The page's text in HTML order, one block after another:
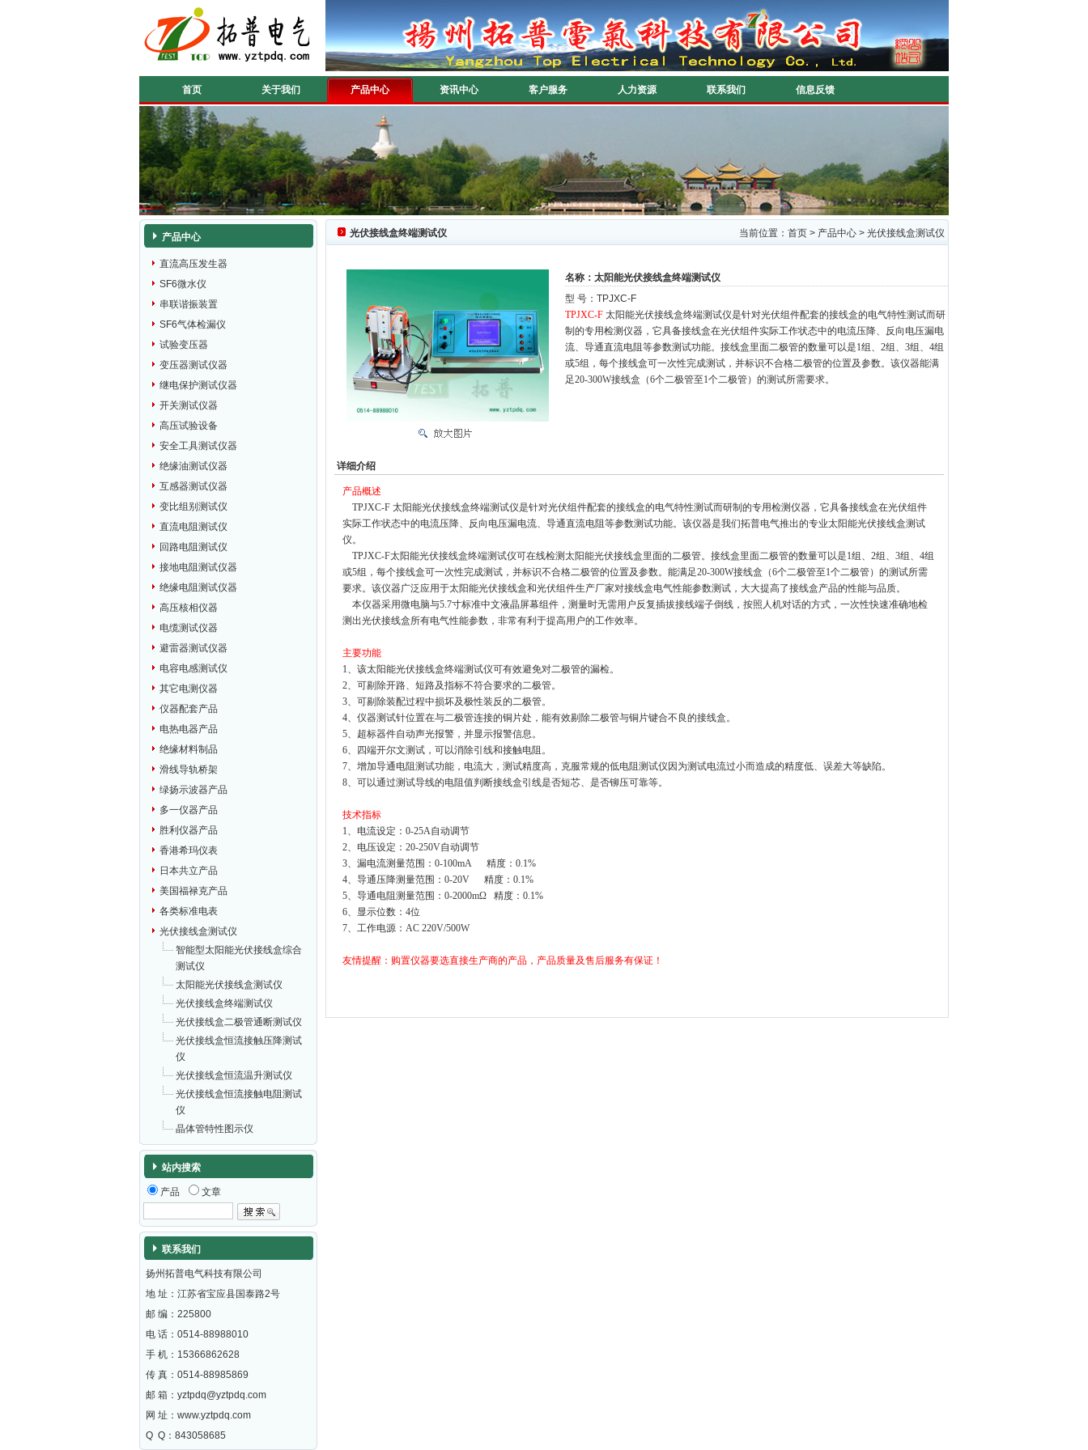
首页 关于我们 产品中心 资讯中心 客户服务 人力资源 联系我们 信息反馈
产品中心
直流高压发生器
SF6微水仪
串联谐振装置
SF6气体检漏仪
试验变压器
变压器测试仪器
继电保护测试仪器
开关测试仪器
高压试验设备
安全工具测试仪器
绝缘油测试仪器
互感器测试仪器
变比组别测试仪
直流电阻测试仪
回路电阻测试仪
接地电阻测试仪器
绝缘电阻测试仪器
高压核相仪器
电缆测试仪器
避雷器测试仪器
电容电感测试仪
其它电测仪器
仪器配套产品
电热电器产品
绝缘材料制品
滑线导轨桥架
绿扬示波器产品
多一仪器产品
胜利仪器产品
香港希玛仪表
日本共立产品
美国福禄克产品
各类标准电表
光伏接线盒测试仪
智能型太阳能光伏接线盒综合
测试仪
太阳能光伏接线盒测试仪
光伏接线盒终端测试仪
光伏接线盒二极管通断测试仪
光伏接线盒恒流接触压降测试
仪
光伏接线盒恒流温升测试仪
光伏接线盒恒流接触电阻测试
仪
晶体管特性图示仪
站内搜索
产品 文章
联系我们
扬州拓普电气科技有限公司
地 址：江苏省宝应县国泰路2号
邮 编： 225800
电 话：0514-88988010
手 机：15366862628
传 真：0514-88985869
邮 箱： yztpdq@yztpdq.com
网 址： www.yztpdq.com
Q Q：843058685
当前位置： 首页 > 产品中心 > 光伏接线盒测试仪
光伏接线盒终端测试仪
名称：太阳能光伏接线盒终端测试仪
型 号：TPJXC-F
TPJXC-F 太阳能光伏接线盒终端测试仪是针对光伏组件配套的接线盒的电气特性测试而研
制的专用检测仪器，它具备接线盒在光伏组件实际工作状态中的电流压降、反向电压漏电
流、导通直流电阻等参数测试功能。接线盒里面二极管的数量可以是1组、2组、3组、4组
或5组，每个接线盒可一次性完成测试，并标识不合格二极管的位置及参数。该仪器能满
足20-300W接线盒（6个二极管至1个二极管）的测试所需要求。
详细介绍
产品概述
TPJXC-F 太阳能光伏接线盒终端测试仪是针对光伏组件配套的接线盒的电气特性测试而研制的专用检测仪器，它具备接线盒在光伏组件
实际工作状态中的电流压降、反向电压漏电流、导通直流电阻等参数测试功能。该仪器是我们拓普电气推出的专业太阳能光伏接线盒测试
仪。
TPJXC-F太阳能光伏接线盒终端测试仪可在线检测太阳能光伏接线盒里面的二极管。接线盒里面二极管的数量可以是1组、2组、3组、4组
或5组，每个接线盒可一次性完成测试，并标识不合格二极管的位置及参数。能满足20-300W接线盒（6个二极管至1个二极管）的测试所需
要求。该仪器广泛应用于太阳能光伏接线盒和光伏组件生产厂家对接线盒电气性能参数测试，大大提高了接线盒产品的性能与品质。
本仪器采用微电脑与5.7寸标准中文液晶屏幕组件，测量时无需用户反复插拔接线端子倒线，按照人机对话的方式 ，一次性快速准确地检
测出光伏接线盒所有电气性能参数，非常有利于提高用户的工作效率。
主要功能
1、该太阳能光伏接线盒终端测试仪可有效避免对二极管的漏检。
2、可剔除开路、短路及指标不符合要求的二极管。
3、可剔除装配过程中损坏及极性装反的二极管。
4、仪器测试针位置在与二极管连接的铜片处，能有效剔除二极管与铜片键合不良的接线盒。
5、超标器件自动声光报警，并显示报警信息。
6、四端开尔文测试，可以消除引线和接触电阻。
7、增加导通电阻测试功能，电流大，测试精度高，克服常规的低电阻测试仪因为测试电流过小而造成的精度低、误差大等缺陷。
8、可以通过测试导线的电阻值判断接线盒引线是否短芯、是否铆压可靠等。
技术指标
1、电流设定：0-25A自动调节
2、电压设定：20-250V自动调节
3、漏电流测量范围：0-100mA 精度：0.1%
4、导通压降测量范围：0-20V 精度：0.1%
5、导通电阻测量范围：0-2000mΩ 精度：0.1%
6、显示位数：4位
7、工作电源：AC 220V/500W
友情提醒：购置仪器要选直接生产商的产品，产品质量及售后服务有保证！